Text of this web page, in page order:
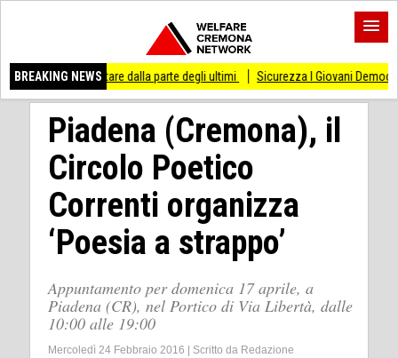
BREAKING NEWS
dalla parte degli ultimi Sicurezza I Giovani Democratici ribattono ai
Piadena (Cremona), il
Circolo Poetico
Correnti organizza
‘Poesia a strappo’
Appuntamento per domenica 17 aprile, a
Piadena (CR), nel Portico di Via Libertà, dalle
10:00 alle 19:00
Mercoledì 24 Febbraio 2016 Scritto da Redazione